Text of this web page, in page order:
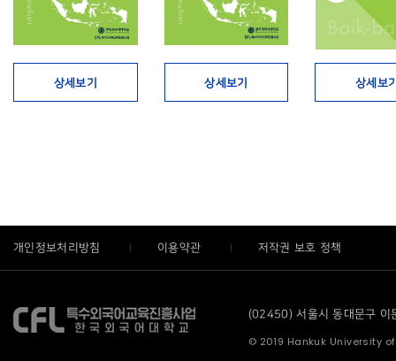
상세보기 상세보기 상세보
개인정보처리방침 이용약관 저작권 보호 정책
(02450) 서울시 동대문구
© 2019 Hankuk University